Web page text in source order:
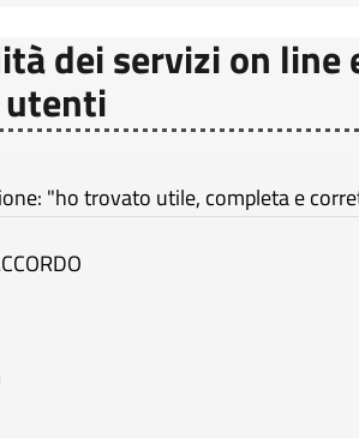
dei servizi on line
"ho trovato utile, completa e